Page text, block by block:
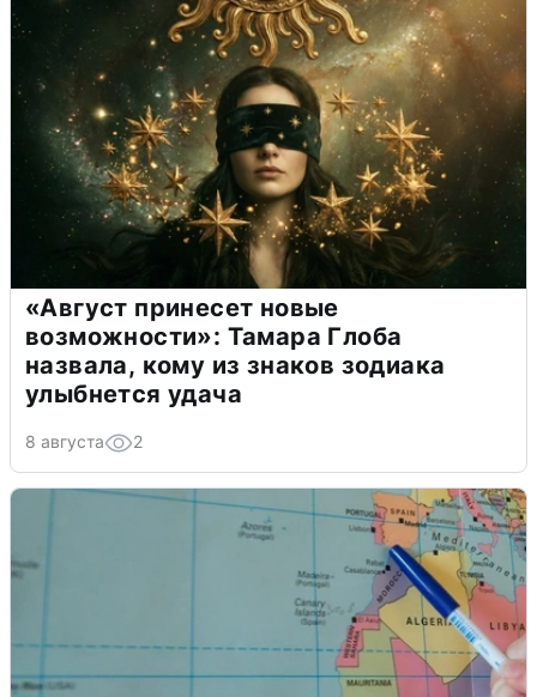
«Август принесет новые
возможности»: Тамара Глоба
назвала, кому из знаков зодиака
улыбнется удача
8 августа 2